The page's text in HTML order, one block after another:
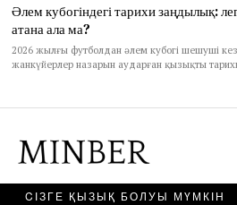
Әлем кубогіндегі тарихи заңдылық:
атана ала ма?
2026 жылғы футболдан әлем кубогі шешуші
жанкүйерлер назарын аударған қызықты
CІЗГЕ ҚЫЗЫҚ БОЛУЫ МҮМКІН